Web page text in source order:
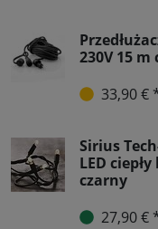
230V 15 m
33,90 €
Sirius
LED
czarny
27,90 €